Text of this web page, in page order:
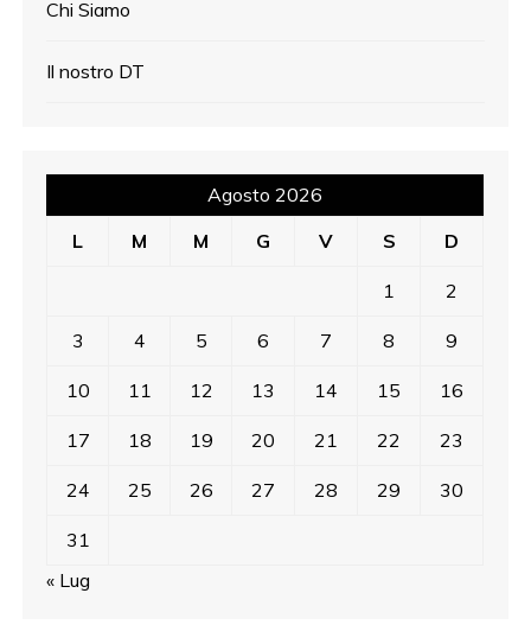
Chi Siamo
Il nostro DT
Agosto 2026
L
M M G V S D
1 2
3 4 5 6 7 8 9
10 11 12 13 14 15 16
17 18 19 20 21 22 23
24 25 26 27 28 29 30
31
« Lug